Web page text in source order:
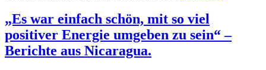
„Es war einfach schön, mit so viel
positiver Energie umgeben zu sein“ –
Berichte aus Nicaragua.